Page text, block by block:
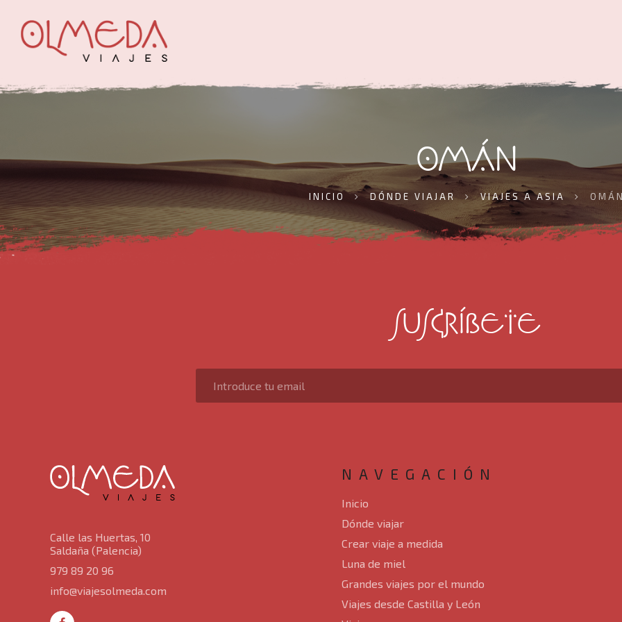
Inicio
Luna de miel
Circuitos por Europa
Nosotros
OMÁN
INICIO DÓNDE VIAJAR VIAJES A ASIA
SUSCRÍBETE
Calle las Huertas, 10
Saldaña (Palencia)
979 89 20 96
info@viajesolmeda.com
NAVEGACIÓN
Inicio
Dónde viajar
Crear viaje a medida
Luna de miel
Grandes viajes por el mundo
Viajes desde Castilla y León